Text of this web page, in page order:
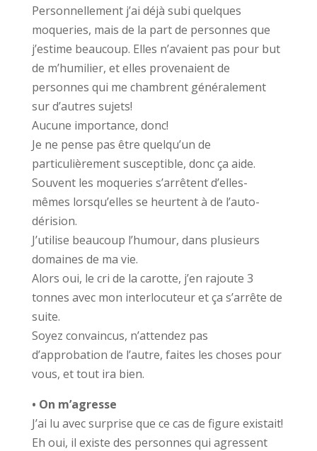
Personnellement j’ai déjà subi quelques
moqueries, mais de la part de personnes que
j’estime beaucoup. Elles n’avaient pas pour but
de m’humilier, et elles provenaient de
personnes qui me chambrent généralement
sur d’autres sujets!
Aucune importance, donc!
Je ne pense pas être quelqu’un de
particulièrement susceptible, donc ça aide.
Souvent les moqueries s’arrêtent d’elles-
mêmes lorsqu’elles se heurtent à de l’auto-
dérision.
J’utilise beaucoup l’humour, dans plusieurs
domaines de ma vie.
Alors oui, le cri de la carotte, j’en rajoute 3
tonnes avec mon interlocuteur et ça s’arrête de
suite.
Soyez convaincus, n’attendez pas
d’approbation de l’autre, faites les choses pour
vous, et tout ira bien.
• On m’agresse
J’ai lu avec surprise que ce cas de figure existait!
Eh oui, il existe des personnes qui agressent